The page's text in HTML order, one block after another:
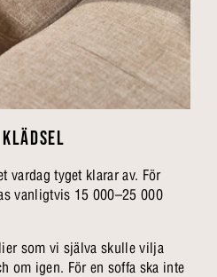
vardag tyget klarar av. För
vanligtvis 15 000–25 000
som vi själva skulle vilja
om igen. För en soffa ska inte